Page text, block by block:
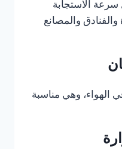
سرعة الاستجابة
والفنادق والمصانع
الهواء، وهي مناسبة